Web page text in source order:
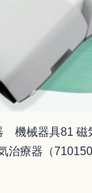
機械器具81 磁
治療器（